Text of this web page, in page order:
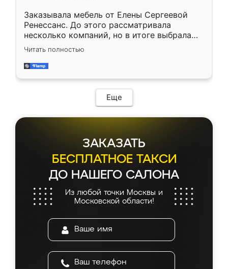
Заказывала мебель от Елены Сергеевой
Ренессанс. До этого рассматривала
несколько компаний, но в итоге выбрала
эту. Сначала обговорили условия, потом
приехал замерщик, всё спокойно объяснил
и снял размеры. Изготовили в срок, с
мебель сразу встала на свое место без
каких-либо доработок. Качеством осталась
довольна, все выглядит так, как и ожидала.
Читать полностью
Еще
ЗАКАЗАТЬ
БЕСПЛАТНОЕ ТАКСИ
ДО НАШЕГО САЛОНА
Из любой точки Москвы и
Московской области!